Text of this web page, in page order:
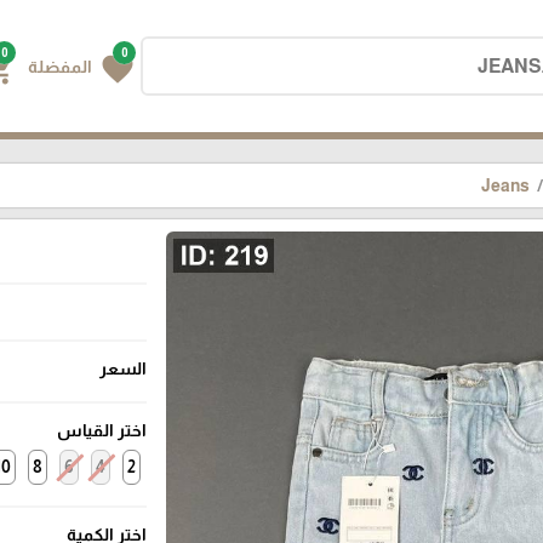
0
favorite المفضلة
0
Jeans
السعر
اختر القياس
2
4
6
8
اختر الكمية